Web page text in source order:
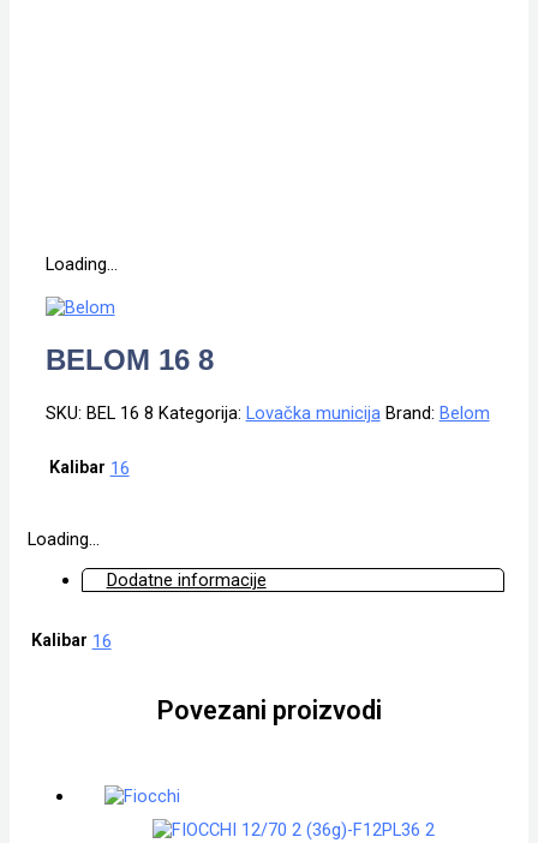
Loading...
BELOM 16 8
SKU: BEL 16 8 Kategorija: Lovačka municija Brand: Belom
Kalibar 16
Loading...
Dodatne informacije
Kalibar 16
Povezani proizvodi